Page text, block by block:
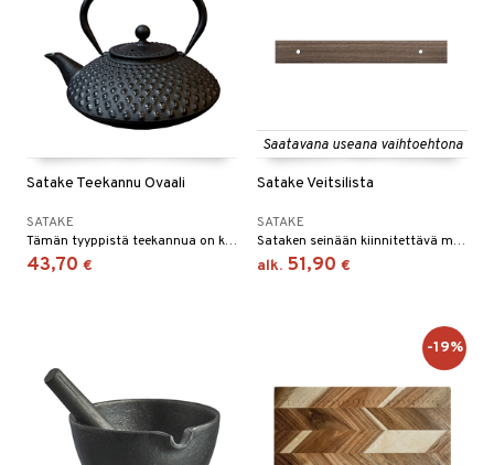
Satake Teekannu Ovaali
SATAKE
Tämän tyyppistä teekannua on käytetty Kiinassa ammoisista ajoista lähtien
43,70 €
Saatavana useana vaihtoehtona
Satake Veitsilista
SATAKE
Sataken seinään kiinnitettävä magneettinen veitsilista.
alk. 51,90 €
-19%